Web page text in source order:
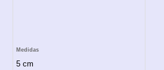
Medidas
5 cm